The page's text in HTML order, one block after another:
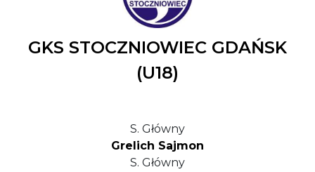
GKS STOCZNIOWIEC GDAŃSK
(U18)
S. Główny
Grelich Sajmon
S. Główny